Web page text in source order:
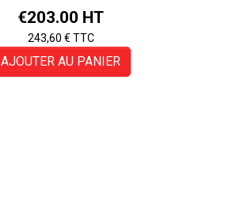
Price
€203.00 HT
243,60 € TTC
AJOUTER AU PANIER